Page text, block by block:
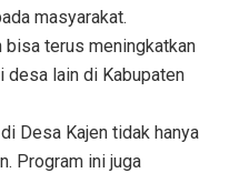
masyarakat.
bisa terus meningkatkan
desa lain di Kabupaten
Desa Kajen tidak hanya
Program ini juga